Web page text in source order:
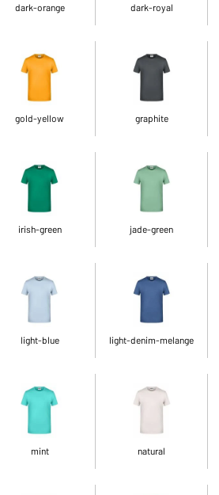
dark-orange dark-royal
gold-yellow graphite
irish-green jade-green
light-blue light-denim-melange
mint natural